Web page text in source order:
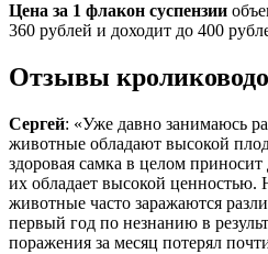
Цена за 1 флакон суспензии
360 рублей и доходит до 400
Отзывы
Сергей: «Уже давно занимаюсь
животные обладают высокой
здоровая самка в целом
их обладает высокой ценностью.
животные часто заражаются
первый год по незнанию в
поражения за месяц потерял